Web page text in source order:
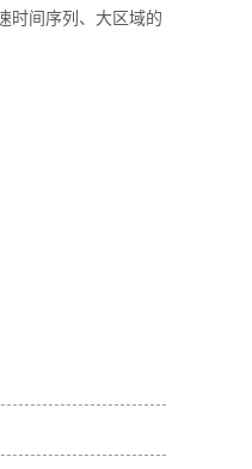
时间序列、大区域的